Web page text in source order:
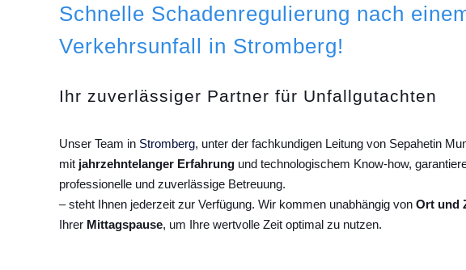
Schnelle Schadenregulierung nach
Verkehrsunfall in Stromberg!
Ihr zuverlässiger Partner für Unfallgutachten
Unser Team in Stromberg, unter der fachkundigen Leitung von Sepahetin
mit jahrzehntelanger Erfahrung und technologischem Know-how,
professionelle und zuverlässige Betreuung.
– steht Ihnen jederzeit zur Verfügung. Wir kommen unabhängig von Ort und
Ihrer Mittagspause, um Ihre wertvolle Zeit optimal zu nutzen.